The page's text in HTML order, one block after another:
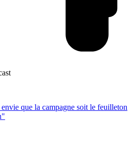
que la campagne soit le feuilleton